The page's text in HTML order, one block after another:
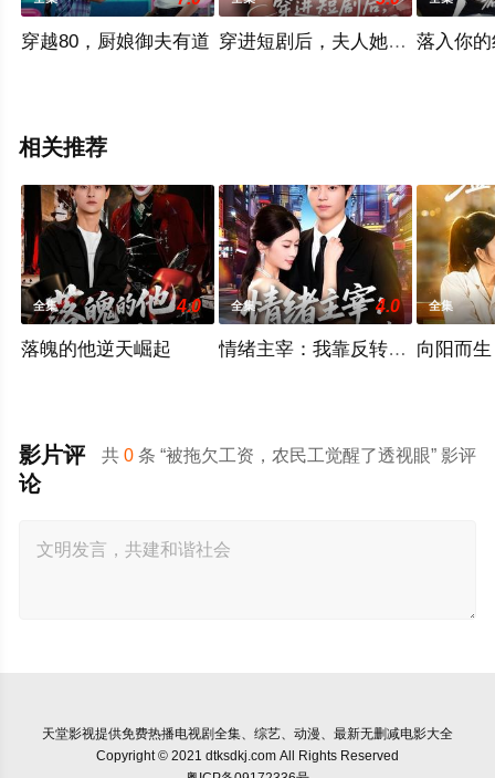
穿越80，厨娘御夫有道 穿进短剧后，夫人她整顿直播界
落入你
相关推荐
全集 4.0
落魄的他逆天崛起
全集 4.0
情绪主宰：我靠反转人生封神
全集
向阳而
共0 条 “被拖欠工资，农民工觉醒了透视眼” 影评
影片评
论
天堂影视提供免费热播电视剧全集、综艺、动漫、最新无删减电影大全
Copyright © 2021 dtksdkj.com All Rights Reserved